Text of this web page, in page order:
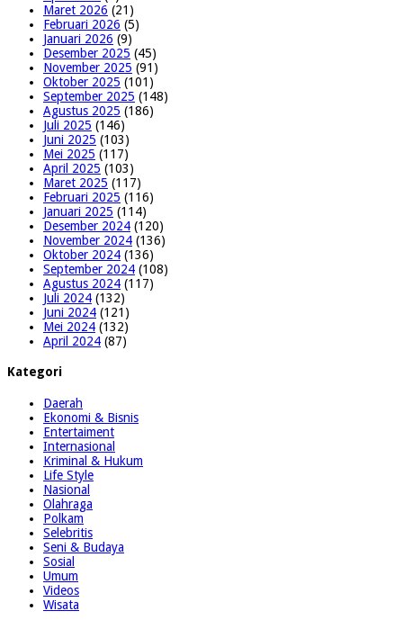
Maret 2026 (21)
Februari 2026 (5)
Januari 2026 (9)
Desember 2025 (45)
November 2025 (91)
Oktober 2025 (101)
September 2025 (148)
Agustus 2025 (186)
Juli 2025 (146)
Juni 2025 (103)
Mei 2025 (117)
April 2025 (103)
Maret 2025 (117)
Februari 2025 (116)
Januari 2025 (114)
Desember 2024 (120)
November 2024 (136)
Oktober 2024 (136)
September 2024 (108)
Agustus 2024 (117)
Juli 2024 (132)
Juni 2024 (121)
Mei 2024 (132)
April 2024 (87)
Kategori
Daerah
Ekonomi & Bisnis
Entertaiment
Internasional
Kriminal & Hukum
Life Style
Nasional
Olahraga
Polkam
Selebritis
Seni & Budaya
Sosial
Umum
Videos
Wisata